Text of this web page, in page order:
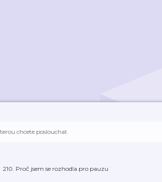
210. Proč jsem se rozhodla pro pauzu